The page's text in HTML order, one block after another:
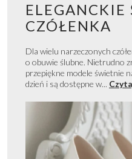
ELEGANCKIE
CZÓŁENKA
Dla wielu narzeczonych
o obuwie ślubne. Nietrudno
przepiękne modele świetnie
dzień i są dostępne w...